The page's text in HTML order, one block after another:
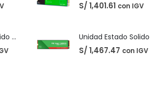
Unidad Estado Solido WD Green SN3000 NVMe 1TB
S/ 1,401.61 con IGV
S/ 1,467.47 con IGV